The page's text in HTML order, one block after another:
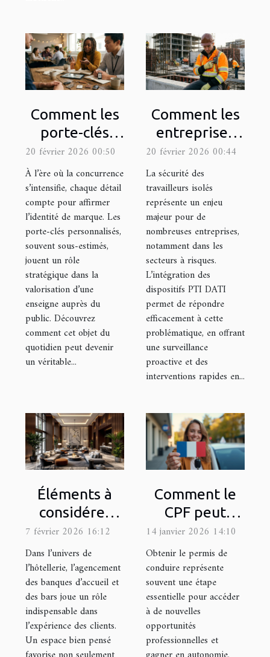
Comment les
porte-clés
personnalisés
peuvent
renforcer
l'identité de
marque ?
20 février 2026 00:50
À l’ère où la concurrence
s’intensifie, chaque détail
compte pour affirmer
l’identité de marque. Les
porte-clés personnalisés,
souvent sous-estimés,
jouent un rôle
stratégique dans la
valorisation d’une
enseigne auprès du
public. Découvrez
comment cet objet du
quotidien peut devenir
un véritable...
Comment les
entreprises
peuvent-elles
intégrer le PTI
DATI pour
améliorer la
sécurité des
travailleurs
isolés ?
20 février 2026 00:44
La sécurité des
travailleurs isolés
représente un enjeu
majeur pour de
nombreuses entreprises,
notamment dans les
secteurs à risques.
L’intégration des
dispositifs PTI DATI
permet de répondre
efficacement à cette
problématique, en offrant
une surveillance
proactive et des
interventions rapides en...
Éléments à
considérer
lors de la mise
en place de
banques
d'accueil et
bars pour
hôtels
7 février 2026 16:12
Dans l’univers de
l’hôtellerie, l’agencement
des banques d’accueil et
des bars joue un rôle
indispensable dans
l’expérience des clients.
Un espace bien pensé
Comment le
CPF peut
faciliter
l'accès au
permis de
conduire ?
14 janvier 2026 14:10
Obtenir le permis de
conduire représente
souvent une étape
essentielle pour accéder
à de nouvelles
opportunités
professionnelles et